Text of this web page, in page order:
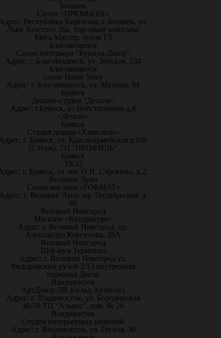
Бишкек
Салон «ПРЕМЬЕРА»
Республика Киргизия, г. Бишкек, ул.
Льва Толстого 36к, торговый комплекс
Мега Мастер, бутик Г3
Благовещенск
Салон интерьера "Буржуа-Декор"
Адрес: г. Благовещенск, ул. Зейская, 134
Благовещенск
салон Home Story
Адрес: г. Благовещенск, ул. Мухина, 94
Брянск
Дизайн-студия "Детали"
Адрес: г.Брянск, ул Войстроченко д.6
«Детали»
Брянск
Студия декора «Хамелеон»
г. Брянск, ул. Красноармейская д.93б
(2 этаж), ТЦ "ПРОФИЛЬ"
Брянск
ТК32
г. Брянск, ул. им. О.Н. Строкина, д.2.
Великие Луки
Салон-магазин «FORMAT»
г. Великие Луки, пр. Октябрьский д.
60
Великий Новгород
Магазин «Квадратура»
Адрес: г. Великий Новгород, пр.
Александра Корсунова, 28А
Великий Новгород
Шоу-рум Терминал
Адрес: г. Великий Новгород ул.
Федоровский ручей 2/13 внутренняя
парковка Диеза
Владивосток
АртДекор-ДВ (склад Артполе)
Адрес: г. Владивосток, ул. Бородинская
46/50 ТЦ "Альянс", пав. № 26
Владивосток
Студия интерьерных решений
Адрес: г. Владивосток, ул. Гоголя, 30